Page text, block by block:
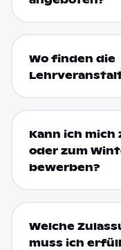
Wo finden die
Kann ich mich
oder zum
bewerben?
Welche
muss ich